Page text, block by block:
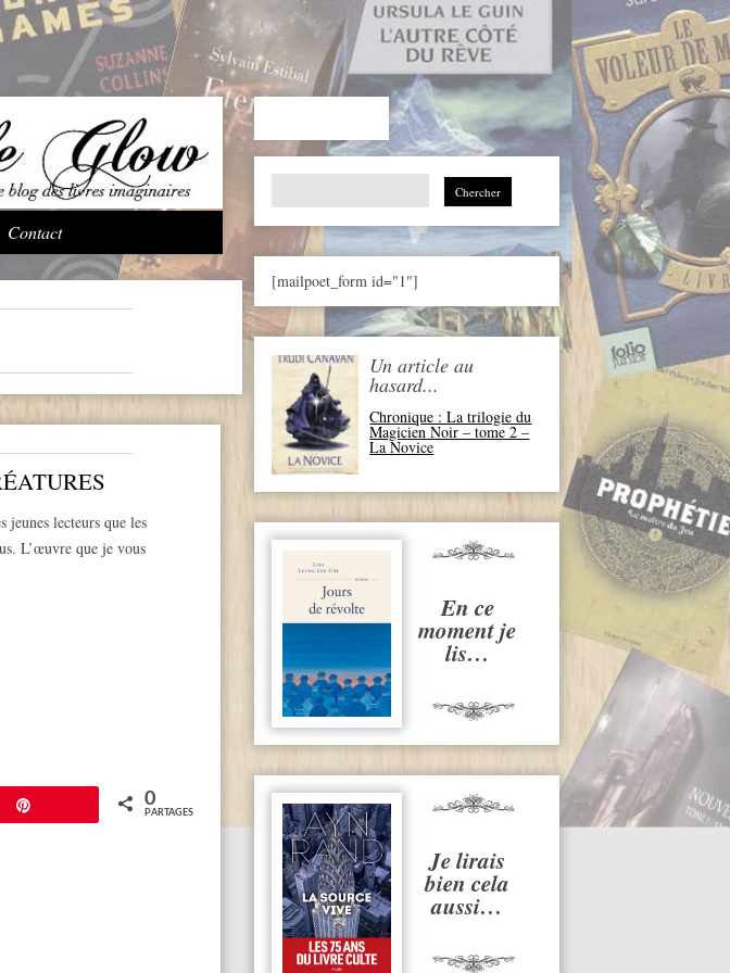
Contact
Search
[mailpoet_form id="1"]
Un article au
hasard...
Chronique : La trilogie du
Magicien Noir – tome 2 –
La Novice
En ce
moment je
lis…
Je lirais
bien cela
aussi…
jeunes lecteurs que les
L’œuvre que je vous
0
PARTAGES